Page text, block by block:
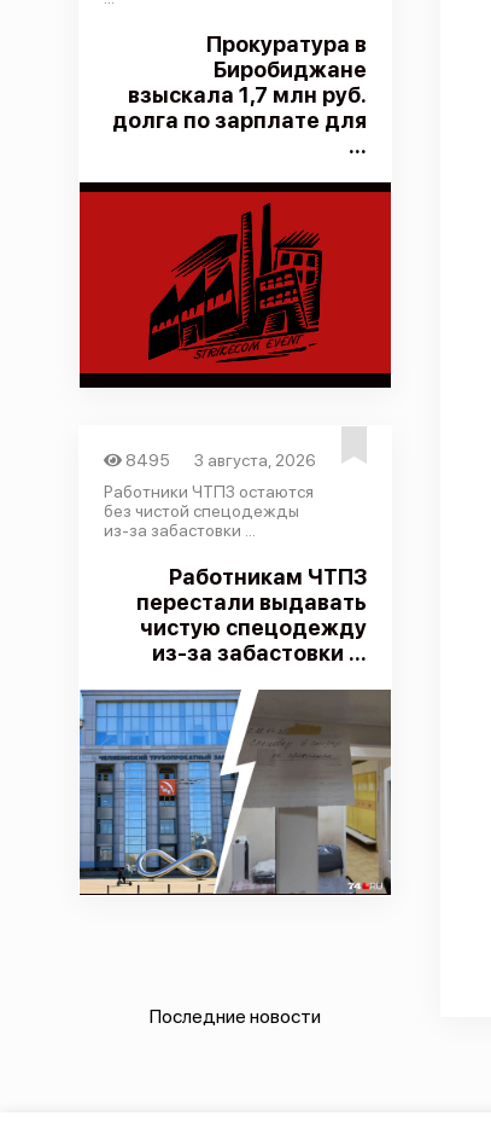
Прокуратура в
Биробиджане
взыскала 1,7 млн руб.
долга по зарплате для
...
8495
3 августа, 2026
Работники ЧТПЗ остаются
без чистой спецодежды
из-за забастовки ...
Работникам ЧТПЗ
перестали выдавать
чистую спецодежду
из-за забастовки ...
Последние новости